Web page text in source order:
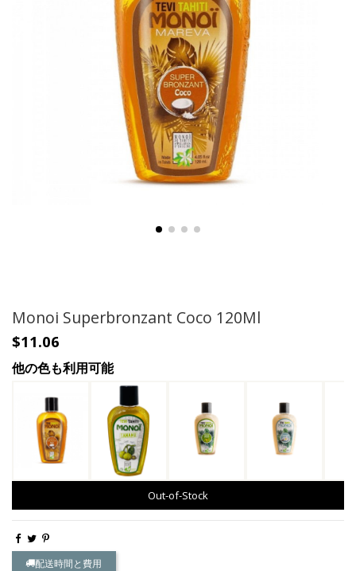
Monoi Superbronzant Coco 120Ml
$11.06
他の色も利用可能
Out-of-Stock
配送時間と費用